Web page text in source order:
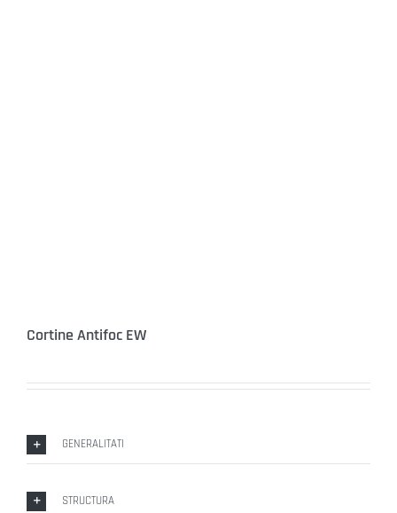
Cortine Antifoc EW
GENERALITATI
STRUCTURA